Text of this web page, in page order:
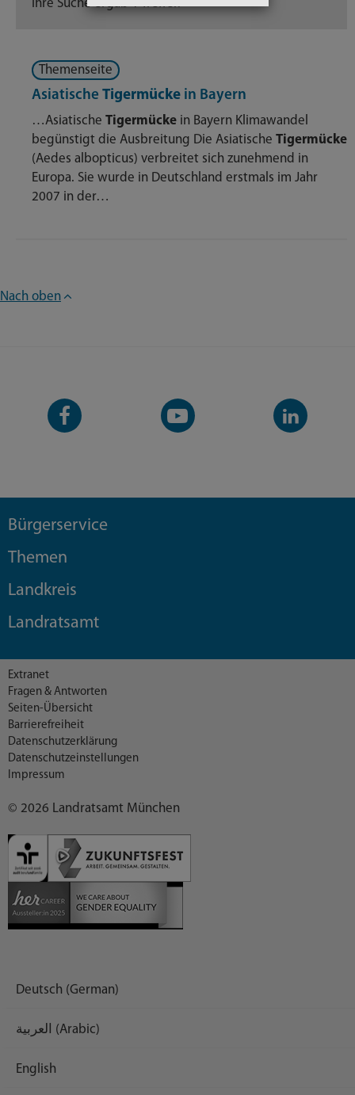
Ihre Suche ergab 1 Treffer.
Themenseite
Asiatische Tigermücke in Bayern
…Asiatische Tigermücke in Bayern Klimawandel
begünstigt die Ausbreitung Die Asiatische Tigermücke
(Aedes albopticus) verbreitet sich zunehmend in
Europa. Sie wurde in Deutschland erstmals im Jahr
2007 in der…
Nach oben
Facebook-
Seite
YouTube-
Kanal
LinkedIn-
Kanal
Bürgerservice
Themen
Landkreis
Landratsamt
© 2026 Landratsamt München
Extranet
Fragen & Antworten
Seiten-Übersicht
Barrierefreiheit
Datenschutzerklärung
Datenschutzeinstellungen
Impressum
Deutsch (German)
العربية (Arabic)
English